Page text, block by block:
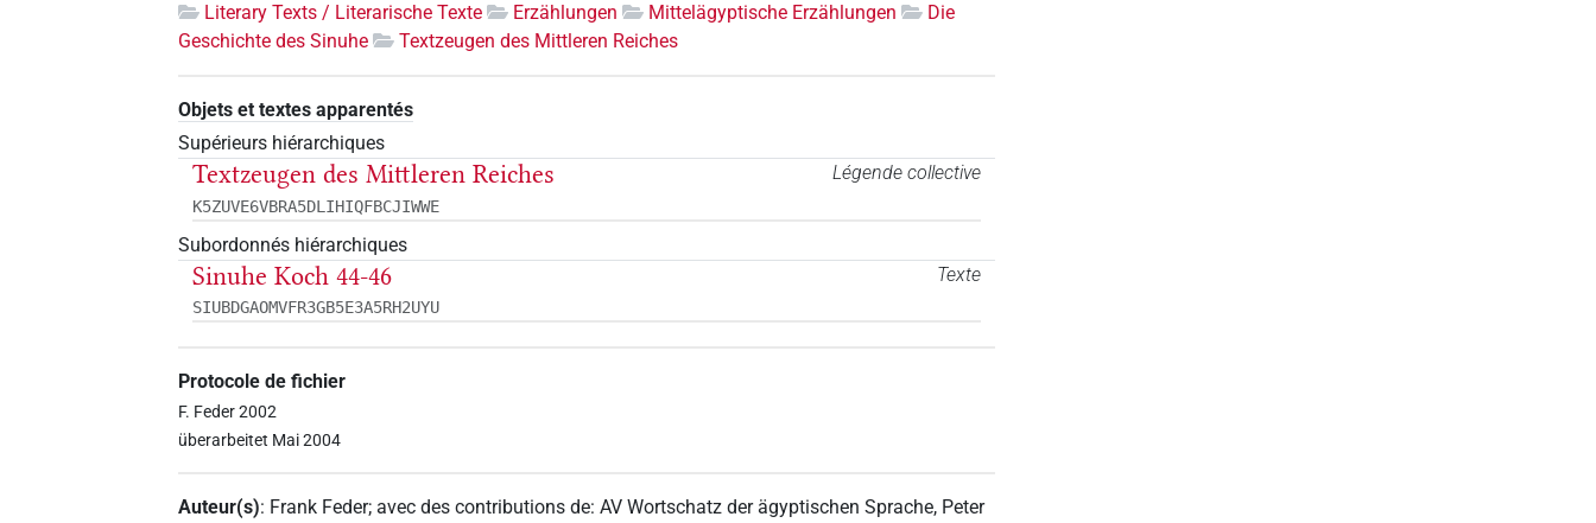
Literary Texts / Literarische Texte
Erzählungen Mittelägyptische Erzählungen
Die
Geschichte des Sinuhe
Textzeugen des Mittleren Reiches
Objets et textes apparentés
Supérieurs hiérarchiques
Légende collective
Textzeugen des Mittleren Reiches
K5ZUVE6VBRA5DLIHIQFBCJIWWE
Subordonnés hiérarchiques
Texte
Sinuhe Koch 44-46
SIUBDGAOMVFR3GB5E3A5RH2UYU
Protocole de fichier
F. Feder 2002
überarbeitet Mai 2004
Auteur(s): Frank Feder;avec des contributions de:AV Wortschatz der ägyptischen Sprache, Peter